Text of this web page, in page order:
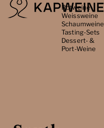
Rotweine
Weissweine
Schaumweine
Tasting-Sets
Dessert- &
Port-Weine